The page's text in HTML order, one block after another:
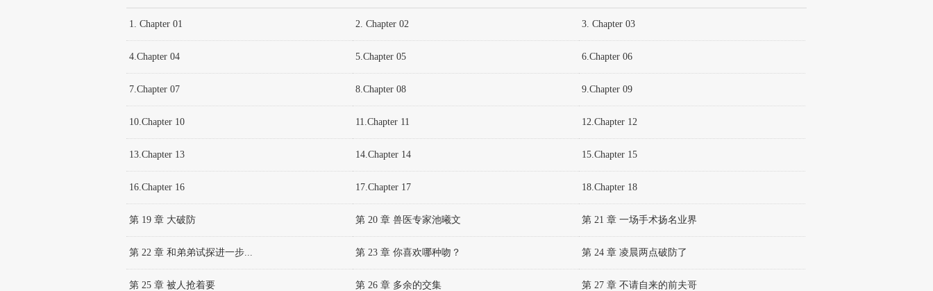
1. Chapter 01 2. Chapter 02 3. Chapter 03
4.Chapter 04 5.Chapter 05 6.Chapter 06
7.Chapter 07 8.Chapter 08 9.Chapter 09
10.Chapter 10 11.Chapter 11 12.Chapter 12
13.Chapter 13 14.Chapter 14 15.Chapter 15
16.Chapter 16 17.Chapter 17 18.Chapter 18
第 19 章 大破防 第 20 章 兽医专家池曦文 第 21 章 一场手术扬名业界
第 22 章 和弟弟试探进一步... 第 23 章 你喜欢哪种吻？ 第 24 章 凌晨两点破防了
第 25 章 被人抢着要 第 26 章 多余的交集 第 27 章 不请自来的前夫哥